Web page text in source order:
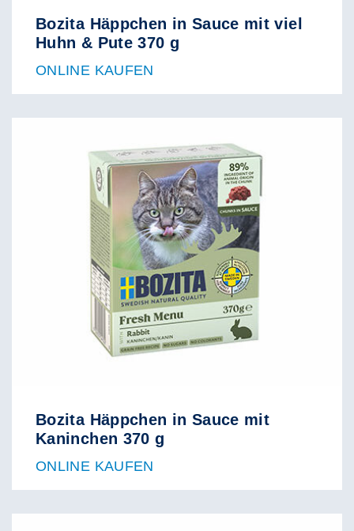
Bozita Häppchen in Sauce mit viel
Huhn & Pute 370 g
ONLINE KAUFEN
Bozita Häppchen in Sauce mit
Kaninchen 370 g
ONLINE KAUFEN